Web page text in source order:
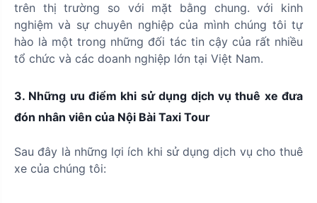
trên thị trường so với mặt bằng chung. với kinh
nghiệm và sự chuyên nghiệp của mình chúng tôi tự
hào là một trong những đối tác tin cậy của rất nhiều
tổ chức và các doanh nghiệp lớn tại Việt Nam.
3. Những ưu điểm khi sử dụng dịch vụ thuê xe đưa
đón nhân viên của Nội Bài Taxi Tour
Sau đây là những lợi ích khi sử dụng dịch vụ cho thuê
xe của chúng tôi: